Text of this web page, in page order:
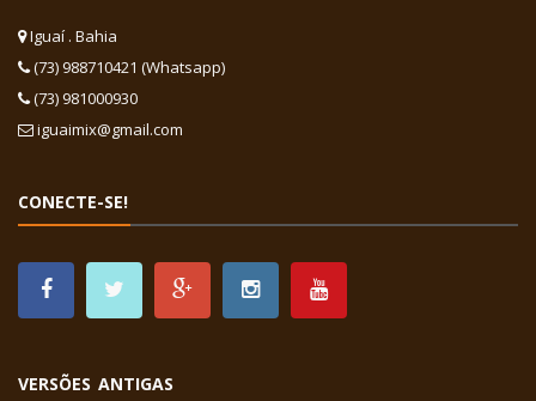
Iguaí . Bahia
(73) 988710421 (Whatsapp)
(73) 981000930
iguaimix@gmail.com
CONECTE-SE!
VERSÕES ANTIGAS